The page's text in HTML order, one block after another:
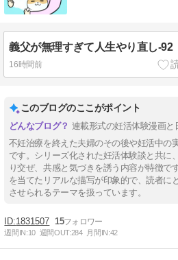
16時間前
このブログのここがポイント
連載形式の妊活体験漫画
不妊治療を終えた夫婦のその後や妊活中の
です。シリーズ化された妊活体験談と共に
り交ぜ、共感と気づきを誘う内容が特徴で
を当てたリアルな描写が印象的で、読者に
させられるテーマを扱っています。
1831507 15
週間IN:10 週間OUT:284 月間IN:42